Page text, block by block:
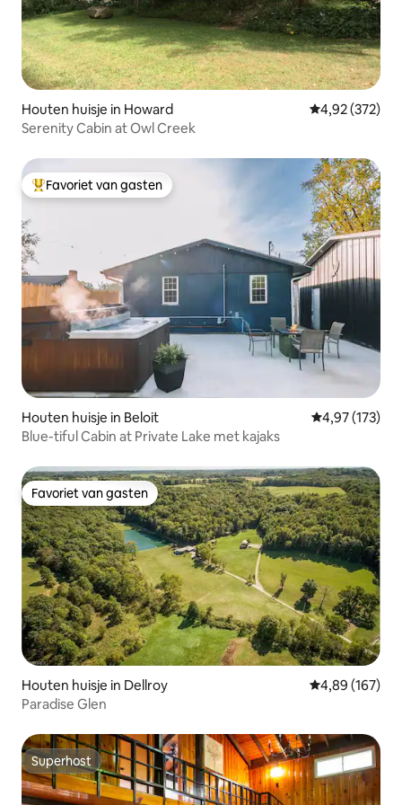
Houten huisje in Howard Gemiddelde
4,92 (372)
Serenity Cabin at Owl Creek
Topfavoriet van gasten
Favoriet van gasten
Houten huisje in Beloit Gemiddelde
4,97 (173)
Blue-tiful Cabin at Private Lake met kajaks
Favoriet van gasten
Favoriet van gasten
Houten huisje in Dellroy Gemiddelde
4,89 (167)
Paradise Glen
Superhost
Superhost